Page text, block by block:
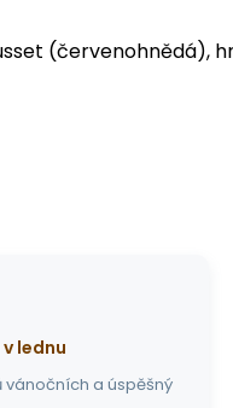
(červenohnědá),
lednu
a úspěšný